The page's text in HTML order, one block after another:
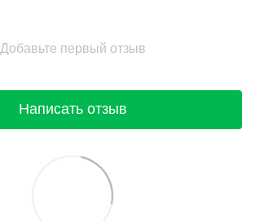
Добавьте первый отзыв
Написать отзыв